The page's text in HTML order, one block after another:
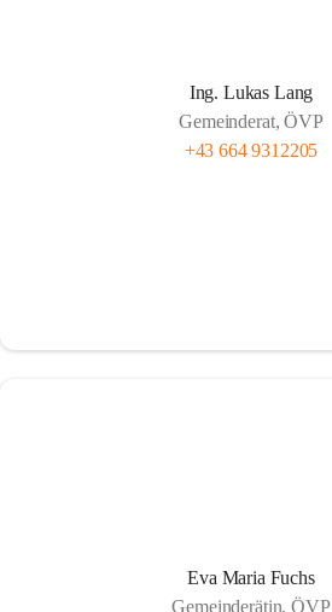
Ing. Lukas Lang
Gemeinderat, ÖVP
+43 664 9312205
Eva Maria Fuchs
Gemeinderätin, ÖVP